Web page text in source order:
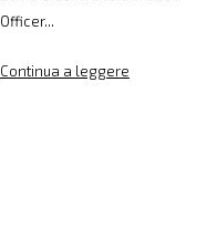
Officer...
Continua a leggere